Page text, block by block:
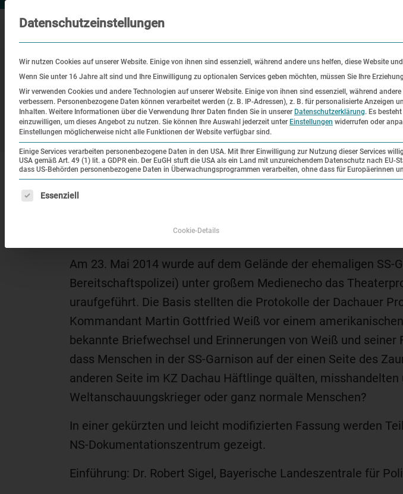
Besuch Bildung
Historischer
Ort
Ausstellungen
Startseite | Veranstaltungen | DACHAU // PROZESSE.
DACHAU // PROZESSE.
Am 23. Mai 2014 wurde auf dem Gelände der ehemaligen
Bereitschaftspolizei) unter großem Medienecho das
uraufgeführt. Die Basis stellten die Protokolle der Dachauer
Kommandant Martin Gottfried Weiß vor einem
bekannte Briefwechsel und Erinnerungen von Weiß und
dass Menschen in der SS-Garnison auf der einen Seite des
anderen Seite im KZ Dachau Häftlinge quälten,
Weltanschauungskrieger oder ganz normale Menschen?
In einer gekürzten und leicht modifizierten Fassung werden
NS-Dokumentationszentrum gezeigt.
Einführung: Dr. Robert Sigel, Bayerische Landeszentrale für
Datenschutzeinstellungen
Wir nutzen Cookies auf unserer Website. Einige von ihnen sind essenziell, während andere uns helfen, diese Website
Wenn Sie unter 16 Jahre alt sind und Ihre Einwilligung zu optionalen Services geben möchten, müssen Sie Ihre
Wir verwenden Cookies und andere Technologien auf unserer Website. Einige von ihnen sind essenziell, während
verbessern. Personenbezogene Daten können verarbeitet werden (z. B. IP-Adressen), z. B. für personalisierte Anzeigen
Inhalten. Weitere Informationen über die Verwendung Ihrer Daten finden Sie in unserer Datenschutzerklärung. Es
einzuwilligen, um dieses Angebot zu nutzen. Sie können Ihre Auswahl jederzeit unter Einstellungen widerrufen oder
Einstellungen möglicherweise nicht alle Funktionen der Website verfügbar sind.
Einige Services verarbeiten personenbezogene Daten in den USA. Mit Ihrer Einwilligung zur Nutzung dieser Services
USA gemäß Art. 49 (1) lit. a GDPR ein. Der EuGH stuft die USA als ein Land mit unzureichendem Datenschutz nach EU-
dass US-Behörden personenbezogene Daten in Überwachungsprogrammen verarbeiten, ohne dass für Europäerinnen
Es folgt eine Liste der Service-Gruppen, für die eine Einwilligung erteilt werden kann.
Essenziell
Cookie-Details